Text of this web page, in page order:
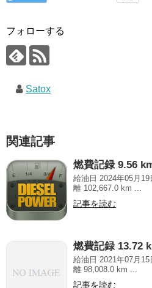
フォローする
Satox
関連記事
燃費記録 9.56
給油日 2024年05月
離 102,667.0 km ...
記事を読む
燃費記録 13.72
給油日 2021年07月
離 98,008.0 km ...
記事を読む